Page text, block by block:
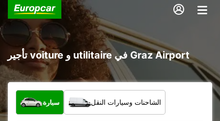
تأجير voiture و utilitaire في Graz Airport
ما نوع المركبة؟
سيارة الشاحنات وسيارات النقل